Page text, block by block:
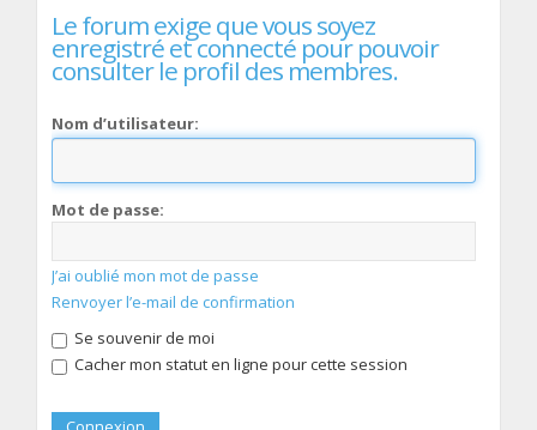
Le forum exige que vous soyez
enregistré et connecté pour pouvoir
consulter le profil des membres.
Nom d’utilisateur:
Mot de passe:
J’ai oublié mon mot de passe
Renvoyer l’e-mail de confirmation
Se souvenir de moi
Cacher mon statut en ligne pour cette session